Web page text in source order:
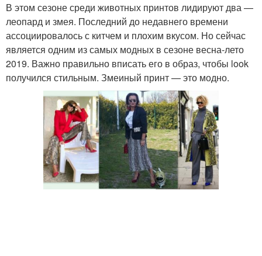
В этом сезоне среди животных принтов лидируют два —
леопард и змея. Последний до недавнего времени
ассоциировалось с китчем и плохим вкусом. Но сейчас
является одним из самых модных в сезоне весна-лето
2019. Важно правильно вписать его в образ, чтобы look
получился стильным. Змеиный принт — это модно.